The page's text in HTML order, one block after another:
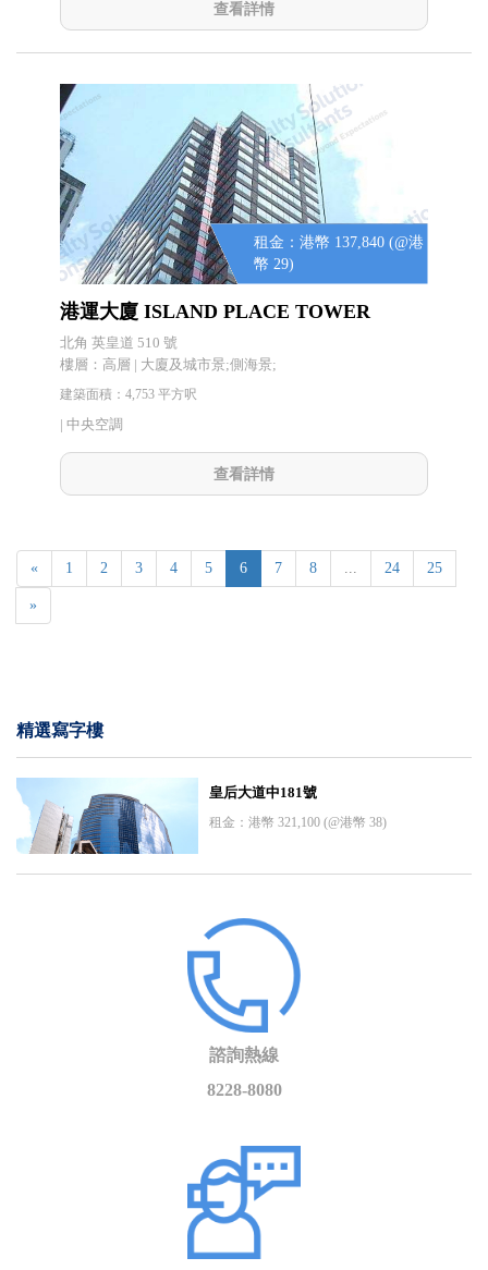
查看詳情
租金：港幣 137,840 (@港
幣 29)
港運大廈 ISLAND PLACE TOWER
北角 英皇道 510 號
樓層：高層 | 大廈及城市景;側海景;
建築面積：4,753 平方呎
| 中央空調
查看詳情
« 1 2 3 4 5 6 7 8 ... 24 25
»
精選寫字樓
皇后大道中181號
租金：港幣 321,100 (@港幣 38)
諮詢熱線
8228-8080